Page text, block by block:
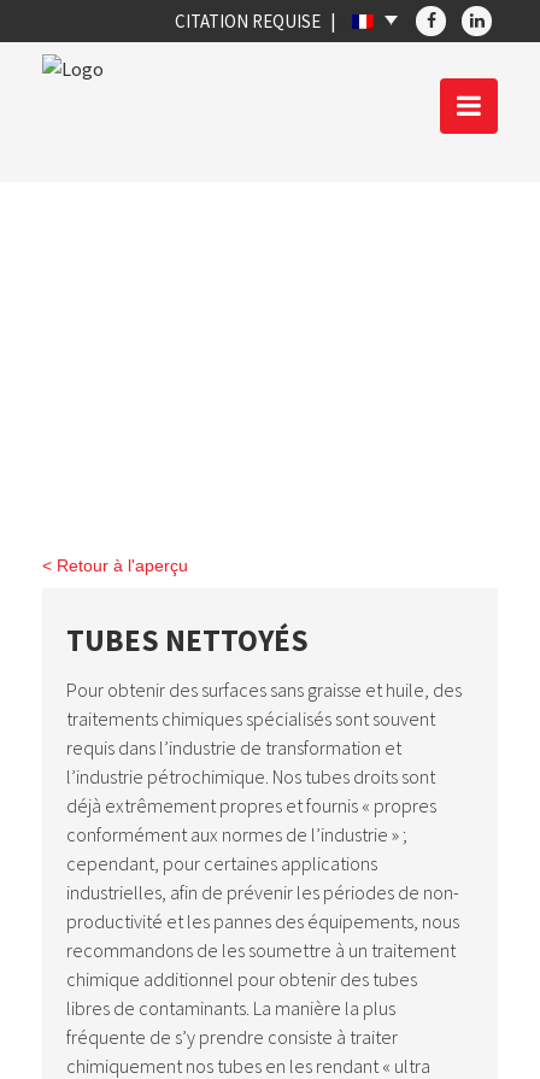
CITATION REQUISE
< Retour à l'aperçu
TUBES NETTOYÉS
Pour obtenir des surfaces sans graisse et huile, des
traitements chimiques spécialisés sont souvent
requis dans l’industrie de transformation et
l’industrie pétrochimique. Nos tubes droits sont
déjà extrêmement propres et fournis « propres
conformément aux normes de l’industrie » ;
cependant, pour certaines applications
industrielles, afin de prévenir les périodes de non-
productivité et les pannes des équipements, nous
recommandons de les soumettre à un traitement
chimique additionnel pour obtenir des tubes
libres de contaminants. La manière la plus
fréquente de s’y prendre consiste à traiter
chimiquement nos tubes en les rendant « ultra